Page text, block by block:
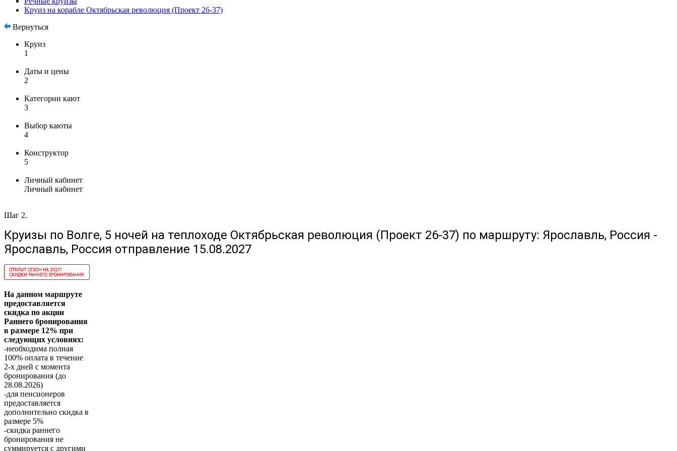
Круиз на корабле Октябрьская революция (Проект 26-37)
Вернуться
Круиз
1
Даты и цены
2
Категории кают
3
Выбор каюты
4
Конструктор
5
Личный кабинет
Личный кабинет
Шаг 2.
Круизы по Волге, 5 ночей на теплоходе Октябрьская революция (Проект 26-37) по маршруту: Ярославль, Россия -
Ярославль, Россия отправление 15.08.2027
На данном маршруте
предоставляется
скидка по акции
Раннего бронирования
в размере 12% при
следующих условиях:
-необходима полная
100% оплата в течение
2-х дней с момента
бронирования (до
28.08.2026)
-для пенсионеров
предоставляется
дополнительно скидка в
размере 5%
-скидка раннего
бронирования не
суммируется с другими